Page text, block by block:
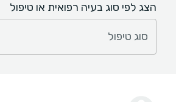
הצג לפי סוג בעיה רפואית או טיפול
סוג טיפול